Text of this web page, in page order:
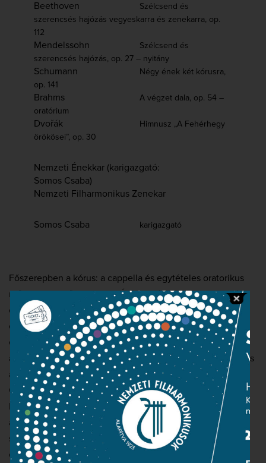
Beethoven
Szélcsend és
szerencsés hajózás vegyeskarra és zenekarra, op.
112
Mendelssohn
Szélcsend és
szerencsés hajózás, op. 27 – nyitány
Schumann
Négy ének két kórusra,
op. 141
Brahms
A végzet dala, op. 54 –
oratórium
Dvořák
Himnusz „A Fehérhegy
örökösei”, op. 30
Nemzeti Énekkar (karigazgató:
Somos Csaba)
Nemzeti Filharmonikus Zenekar
Somos Csaba karigazgató
Főszerepben a kórus: a cappella és egytételes oratorikus
műveket ad elő a Nemzeti Énekkar és az azt 2016 januárja
óta vezető Somos Csaba karnagy. Olyan alkotások szólnak
ebben a színes csokorban, amelyek nehezen illeszthetők
egy hagyományos zenekari koncertműsorba, de
amelyeknek helye van a koncertteremben a szimfonikus és
az oratorikus repertoár nagyszabású darabjai mellett. A
Goethe verspárjára írt kantáta egyike a legmerészebb és
leghatásosabb Beethoven-opuszoknak, Mendelssohn
azonos című koncertnyitánya viszont azért izgalmas, mert
szavak nélkül jeleníti meg a szélsőséges hangulatokat,
emberi érzéseket. Szintén polaritás jellemzi Brahms